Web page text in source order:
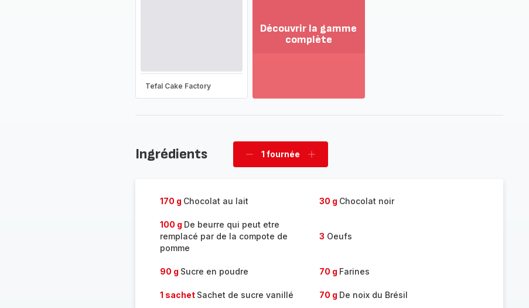
Tefal Cake Factory
Découvrir la gamme
complète
la
Ingrédients
Supprimer
1 fournée
Ajouter
170 g Chocolat au lait 30 g Chocolat noir
100 g De beurre qui peut etre
remplacé par de la compote de
pomme
3 Oeufs
90 g Sucre en poudre 70 g Farines
1 sachet Sachet de sucre vanillé 70 g De noix du Brésil